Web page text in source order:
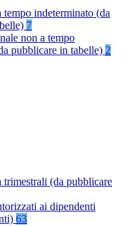
tempo indeterminato (da
7
non a tempo
pubblicare in tabelle) 2
trimestrali (da pubblicare
ai dipendenti
63